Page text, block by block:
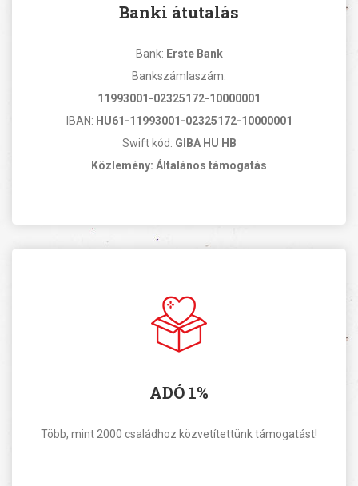
Banki átutalás
Bank: Erste Bank
Bankszámlaszám:
11993001-02325172-10000001
IBAN: HU61-11993001-02325172-10000001
Swift kód: GIBA HU HB
Közlemény: Általános támogatás
ADÓ 1%
Több, mint 2000 családhoz közvetítettünk támogatást!